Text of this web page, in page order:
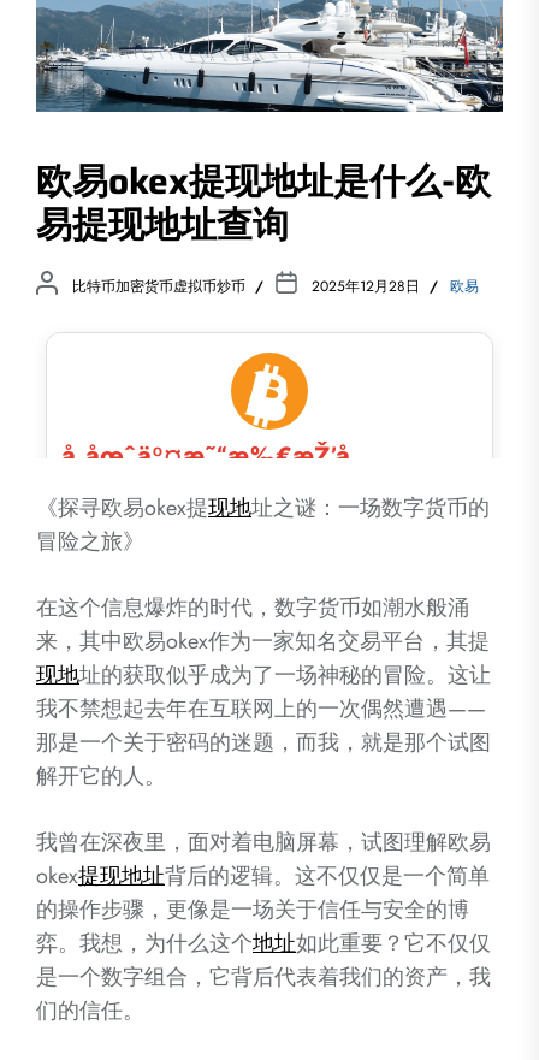
欧易okex提现地址是什么-欧
易提现地址查询
比特币加密货币虚拟币炒币 2025年12月28日 欧易
《探寻欧易okex提现地址之谜：一场数字货币的
冒险之旅》
在这个信息爆炸的时代，数字货币如潮水般涌
来，其中欧易okex作为一家知名交易平台，其提
现地址的获取似乎成为了一场神秘的冒险。这让
我不禁想起去年在互联网上的一次偶然遭遇——
那是一个关于密码的迷题，而我，就是那个试图
解开它的人。
我曾在深夜里，面对着电脑屏幕，试图理解欧易
okex提现地址背后的逻辑。这不仅仅是一个简单
的操作步骤，更像是一场关于信任与安全的博
弈。我想，为什么这个地址如此重要？它不仅仅
是一个数字组合，它背后代表着我们的资产，我
们的信任。